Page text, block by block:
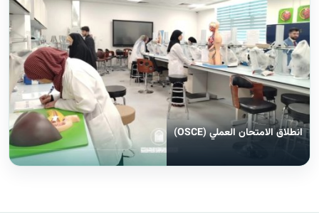
انطلاق الامتحان العملي (OSCE)